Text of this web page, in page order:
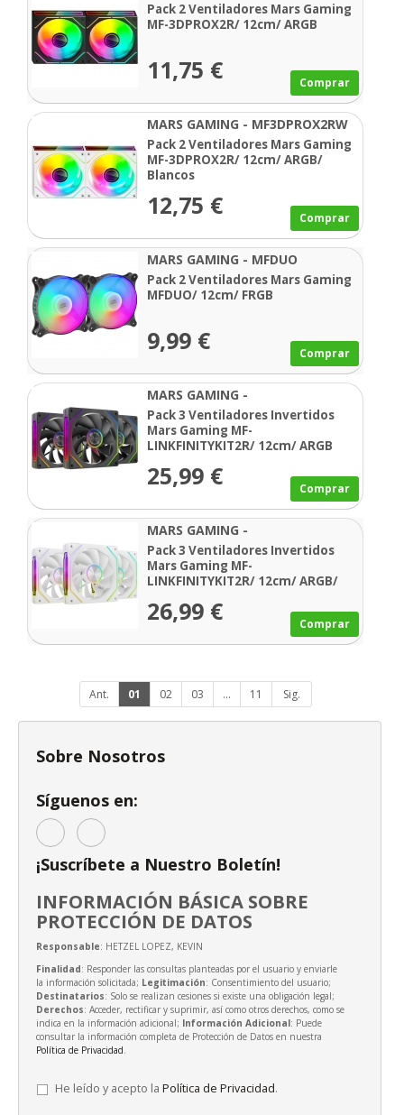
Pack 2 Ventiladores Mars Gaming
MF-3DPROX2R/ 12cm/ ARGB
11,75 € Comprar
MARS GAMING - MF3DPROX2RW
Pack 2 Ventiladores Mars Gaming
MF-3DPROX2R/ 12cm/ ARGB/
Blancos
12,75 € Comprar
MARS GAMING - MFDUO
Pack 2 Ventiladores Mars Gaming
MFDUO/ 12cm/ FRGB
9,99 € Comprar
MARS GAMING -
MFLINKFINITYKIT2R
Pack 3 Ventiladores Invertidos
Mars Gaming MF-
LINKFINITYKIT2R/ 12cm/ ARGB
25,99 € Comprar
MARS GAMING -
MFLINKFINITYKIT2RW
Pack 3 Ventiladores Invertidos
Mars Gaming MF-
LINKFINITYKIT2R/ 12cm/ ARGB/
26,99 € Comprar
Ant. 01 02 03 ... 11 Sig.
Sobre Nosotros
Síguenos en:
¡Suscríbete a Nuestro Boletín!
INFORMACIÓN BÁSICA SOBRE
PROTECCIÓN DE DATOS
Responsable: HETZEL LOPEZ, KEVIN
Finalidad: Responder las consultas planteadas por el usuario y enviarle
la información solicitada; Legitimación: Consentimiento del usuario;
Destinatarios: Solo se realizan cesiones si existe una obligación legal;
Derechos: Acceder, rectificar y suprimir, así como otros derechos, como se
indica en la información adicional; Información Adicional: Puede
consultar la información completa de Protección de Datos en nuestra
Política de Privacidad.
He leído y acepto la Política de Privacidad.